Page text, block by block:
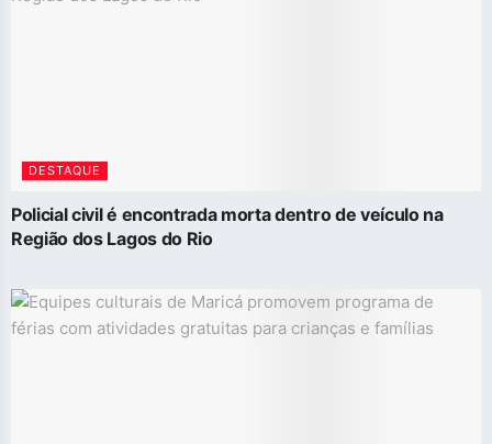
DESTAQUE
Policial civil é encontrada morta dentro de veículo na
Região dos Lagos do Rio